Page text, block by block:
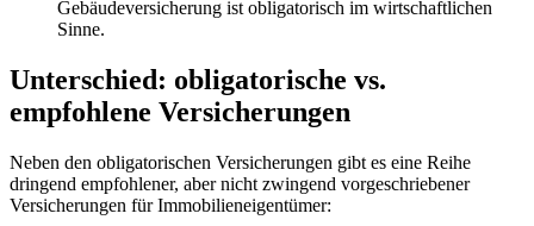
Gebäudeversicherung ist obligatorisch im wirtschaftlichen
Sinne.
Unterschied: obligatorische vs.
empfohlene Versicherungen
Neben den obligatorischen Versicherungen gibt es eine Reihe
dringend empfohlener, aber nicht zwingend vorgeschriebener
Versicherungen für Immobilieneigentümer: